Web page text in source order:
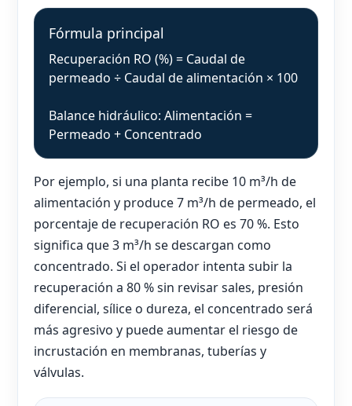
Fórmula principal
Recuperación RO (%) = Caudal de
permeado ÷ Caudal de alimentación × 100
Balance hidráulico: Alimentación =
Permeado + Concentrado
Por ejemplo, si una planta recibe 10 m³/h de
alimentación y produce 7 m³/h de permeado, el
porcentaje de recuperación RO es 70 %. Esto
significa que 3 m³/h se descargan como
concentrado. Si el operador intenta subir la
recuperación a 80 % sin revisar sales, presión
diferencial, sílice o dureza, el concentrado será
más agresivo y puede aumentar el riesgo de
incrustación en membranas, tuberías y
válvulas.